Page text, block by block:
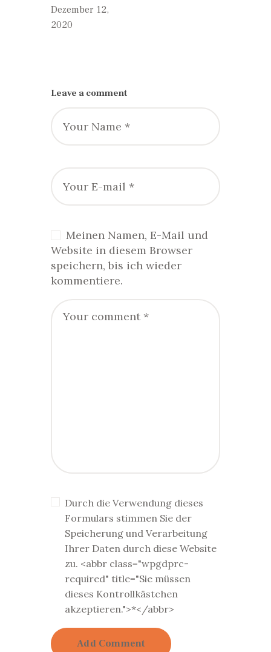
Dezember 12,
2020
Leave a comment
Meinen Namen, E-Mail und
Website in diesem Browser
speichern, bis ich wieder
kommentiere.
Durch die Verwendung dieses
Formulars stimmen Sie der
Speicherung und Verarbeitung
Ihrer Daten durch diese Website
zu. <abbr class="wpgdprc-
required" title="Sie müssen
dieses Kontrollkästchen
akzeptieren.">*</abbr>